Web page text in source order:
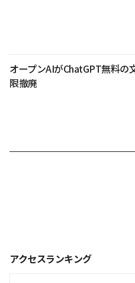
オープンAIがChatGPT無料の
限撤廃
アクセスランキング